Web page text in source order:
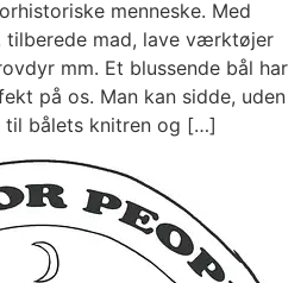
menneske. Med
tilberede mad, lave værktøjer
mm. Et blussende bål har
på os. Man kan sidde, uden
til bålets knitren og […]